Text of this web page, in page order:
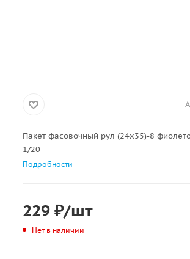
Пакет фасовочный рул (24х35)-8
1/20
Подробности
229 ₽/шт
Нет в наличии